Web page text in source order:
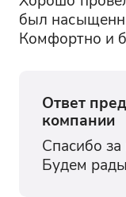
был
Комфортно и
Ответ
компании
Спасибо
Будем